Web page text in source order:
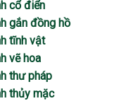
cổ điển
gắn đồng hồ
tĩnh vật
vẽ hoa
thư pháp
thủy mặc